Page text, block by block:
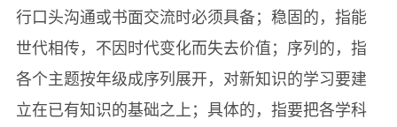
Ⅲ. Visual Arts
视觉艺术
The Pantheon
万神殿
行口头沟通或书面交流时必须具备；稳固的，指能
世代相传，不因时代变化而失去价值；序列的，指
各个主题按年级成序列展开，对新知识的学习要建
立在已有知识的基础之上；具体的，指要把各学科